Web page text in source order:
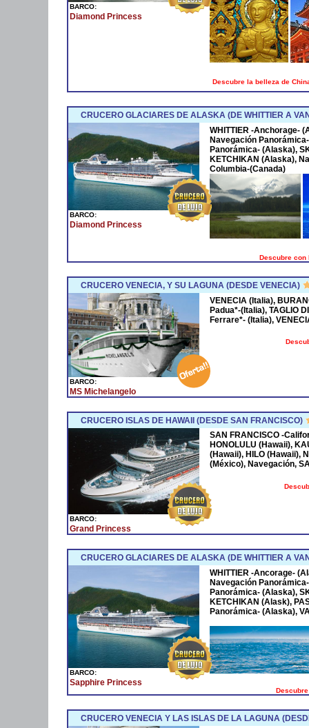
BARCO:
Diamond Princess
Descubre la belleza de
CRUCERO GLACIARES DE ALASKA (DE WHITTIER A
BARCO:
Diamond Princess
WHITTIER -Anchorage-
Navegación
Panorámica- (Alaska),
KETCHIKAN (Alaska),
Columbia-(Canada)
Descubre
CRUCERO VENECIA, Y SU LAGUNA (DESDE VENECIA)
BARCO:
MS Michelangelo
VENECIA (Italia),
Padua*-(Italia), TAGLIO
Ferrare*- (Italia),
CRUCERO ISLAS DE HAWAII (DESDE SAN FRANCISCO)
BARCO:
Grand Princess
SAN FRANCISCO -
HONOLULU (Hawaii),
(Hawaii), HILO (Hawaii),
(México), Navegación,
CRUCERO GLACIARES DE ALASKA (DE WHITTIER A
BARCO:
Sapphire Princess
WHITTIER -Ancorage-
Navegación
Panorámica- (Alaska),
KETCHIKAN (Alask),
Panorámica- (Alaska),
CRUCERO VENECIA Y LAS ISLAS DE LA LAGUNA